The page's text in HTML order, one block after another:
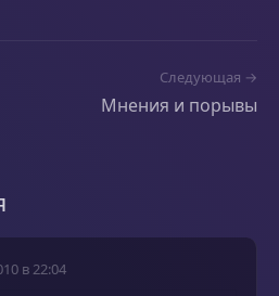
Следующая →
Мнения и порывы
в 22:04